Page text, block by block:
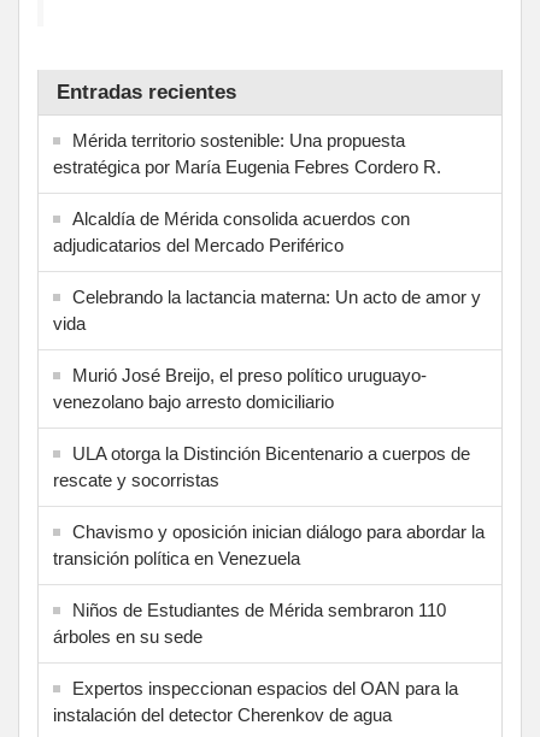
Entradas recientes
Mérida territorio sostenible: Una propuesta
estratégica por María Eugenia Febres Cordero R.
Alcaldía de Mérida consolida acuerdos con
adjudicatarios del Mercado Periférico
Celebrando la lactancia materna: Un acto de amor y
vida
Murió José Breijo, el preso político uruguayo-
venezolano bajo arresto domiciliario
ULA otorga la Distinción Bicentenario a cuerpos de
rescate y socorristas
Chavismo y oposición inician diálogo para abordar la
transición política en Venezuela
Niños de Estudiantes de Mérida sembraron 110
árboles en su sede
Expertos inspeccionan espacios del OAN para la
instalación del detector Cherenkov de agua